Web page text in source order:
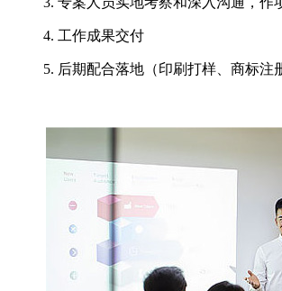
4. 工作成果交付
5. 后期配合落地（印刷打样、商标注